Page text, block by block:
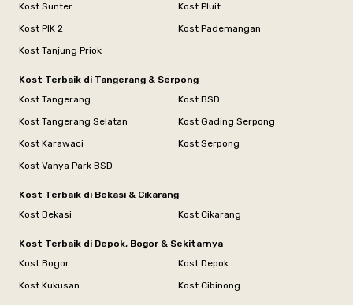
Kost Sunter
Kost Pluit
Kost PIK 2
Kost Pademangan
Kost Tanjung Priok
Kost Terbaik di Tangerang & Serpong
Kost Tangerang
Kost BSD
Kost Tangerang Selatan
Kost Gading Serpong
Kost Karawaci
Kost Serpong
Kost Vanya Park BSD
Kost Terbaik di Bekasi & Cikarang
Kost Bekasi
Kost Cikarang
Kost Terbaik di Depok, Bogor & Sekitarnya
Kost Bogor
Kost Depok
Kost Kukusan
Kost Cibinong